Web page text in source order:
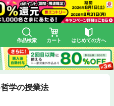
作品検索 カート はじめての方へ
学の授業法